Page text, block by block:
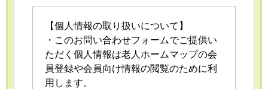
【個人情報の取り扱いについて】
・このお問い合わせフォームでご提供い
ただく個人情報は老人ホームマップの会
員登録や会員向け情報の閲覧のために利
用します。